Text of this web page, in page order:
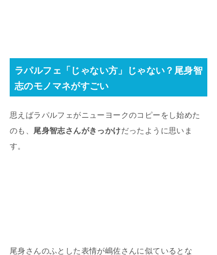
ラパルフェ「じゃない方」じゃない？尾身智
志のモノマネがすごい
思えばラパルフェがニューヨークのコピーをし始めた
のも、
尾身智志さんがきっかけだったように思いま
す。
尾身さんのふとした表情が嶋佐さんに似ているとな